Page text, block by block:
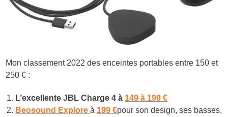
Mon classement 2022 des enceintes portables entre 150 et
250 € :
L’excellente JBL Charge 4 à 149 à 190 €
Beosound Exploreà 199 €pour son design, ses basses,